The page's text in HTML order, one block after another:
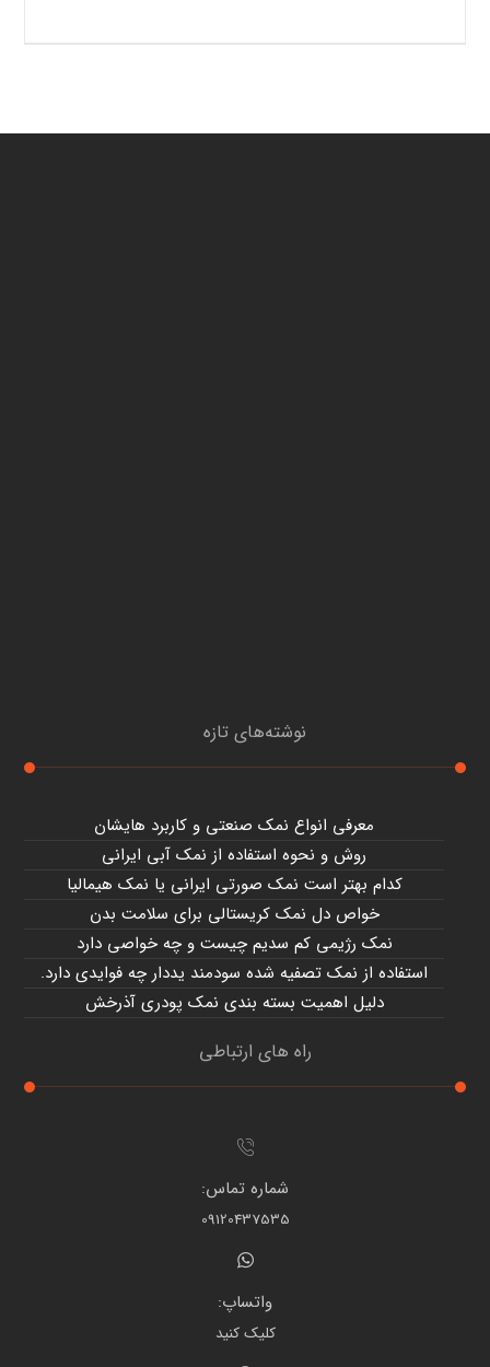
نوشته‌های تازه
معرفی انواع نمک صنعتی و کاربرد هایشان
روش و نحوه استفاده از نمک آبی ایرانی
کدام بهتر است نمک صورتی ایرانی یا نمک هیمالیا
خواص دل نمک کریستالی برای سلامت بدن
نمک رژیمی کم سدیم چیست و چه خواصی دارد
استفاده از نمک تصفیه شده سودمند یددار چه فوایدی دارد.
دلیل اهمیت بسته بندی نمک پودری آذرخش
راه های ارتباطی
شماره تماس:
09120437535
واتساپ:
کلیک کنید